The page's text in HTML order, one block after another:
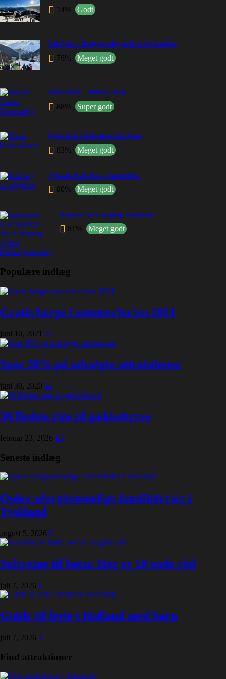
74% Godt
Val Cenis – Budgetvenlig skiferie for familier
76% Meget godt
Anmeldelse – Südsee Camp
88% Super godt
Oplevelser i København for børn
83% Meget godt
Jyllands Park Zoo – Anmeldelse
80% Meget godt
Natterer See Camping, Innsbruck
81% Meget godt
Populære indlæg
Gratis færge i sommerferien 2021
juni 10, 2021 23
Spar 50% på udvalgte attraktioner
juni 30, 2020 12
30 Bedste rim til gækkebreve
februar 23, 2026 10
Seneste indlæg
Oplev uforglemmelige familieferier i
Tyskland
august 5, 2026 0
Solcreme til børn: Her er 10 gode råd
juli 7, 2026 0
Guide til ferie i Holland med børn
juli 7, 2026 1
Find attraktioner